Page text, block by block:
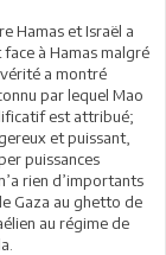
Hamas et Israël a
à Hamas malgré
a montré
par lequel Mao
est attribué;
et puissant,
puissances
rien d’importants
Gaza au ghetto de
au régime de